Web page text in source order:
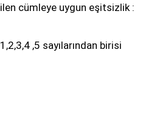
cümleye uygun eşitsizlik :
,5 sayılarından birisi